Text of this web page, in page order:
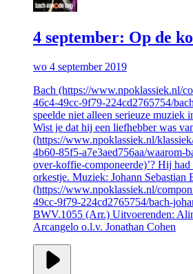
4 september: Op de
wo 4 september 2019
Bach (https://www.npoklassiek.nl/
46c4-49cc-9f79-224cd2765754/
speelde niet alleen serieuze muziek
Wist je dat hij een liefhebber was
(https://www.npoklassiek.nl/
4b60-85f5-a7e3aed756aa/waarom-
over-koffie-componeerde)’? Hij
orkestje. Muziek: Johann Sebastian
(https://www.npoklassiek.nl/
49cc-9f79-224cd2765754/bach-
BWV.1055 (Arr.) Uitvoerenden:
Arcangelo o.l.v. Jonathan Cohen